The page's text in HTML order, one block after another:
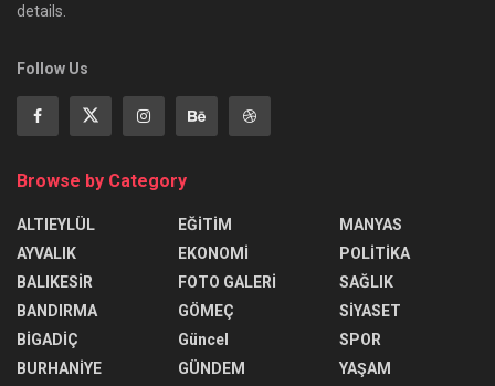
details.
Follow Us
Browse by Category
ALTIEYLÜL
AYVALIK
BALIKESİR
BANDIRMA
BİGADİÇ
BURHANİYE
EĞİTİM
EKONOMİ
FOTO GALERİ
GÖMEÇ
Güncel
GÜNDEM
MANYAS
POLİTİKA
SAĞLIK
SİYASET
SPOR
YAŞAM